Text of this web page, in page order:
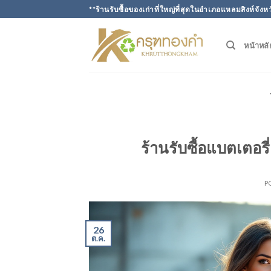
to
**ร้านรับซื้อของเก่าที่ใหญ่ที่สุดในอำเภอแหลมสิงห์จัง
หน้าหลั
ร้านรับซื้อแบตเตอ
26
ต.ค.